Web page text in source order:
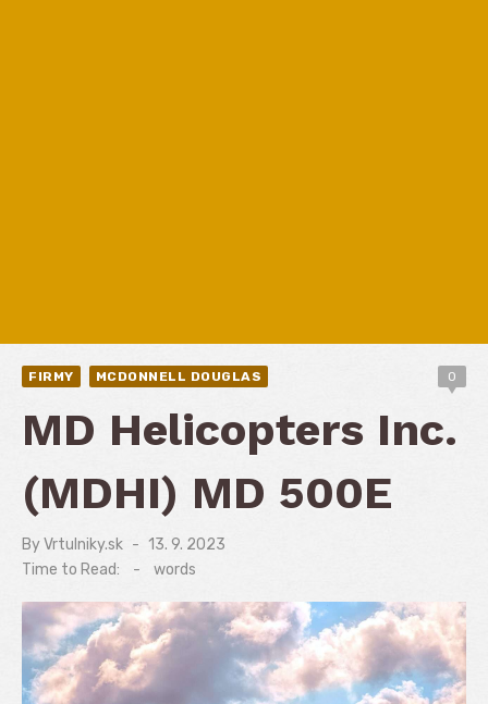
FIRMY MCDONNELL DOUGLAS 0
MD Helicopters Inc.
(MDHI) MD 500E
ByVrtulniky.sk
Posted
on
13. 9. 2023
Time to Read:
- words